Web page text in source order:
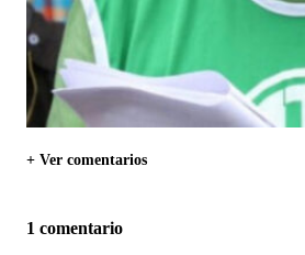
+ Ver comentarios
1 comentario